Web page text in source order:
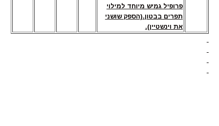
פרופיל גמיש מיוחד למילוי
תפרים בבטון.(הספק שושני
את וינשטיין).